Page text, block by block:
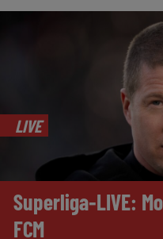
LIVE
Superliga-LIVE:
FCM